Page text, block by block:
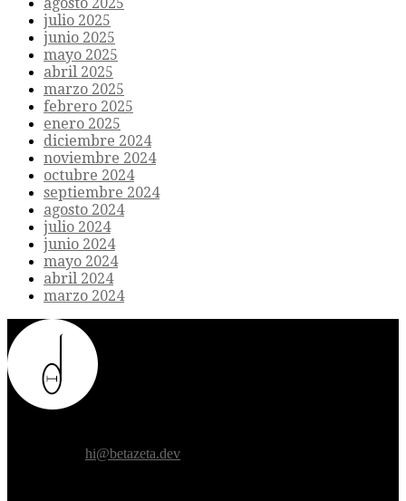
julio 2025
junio 2025
mayo 2025
abril 2025
marzo 2025
febrero 2025
enero 2025
diciembre 2024
noviembre 2024
octubre 2024
septiembre 2024
agosto 2024
julio 2024
junio 2024
mayo 2024
abril 2024
marzo 2024
hi@betazeta.dev